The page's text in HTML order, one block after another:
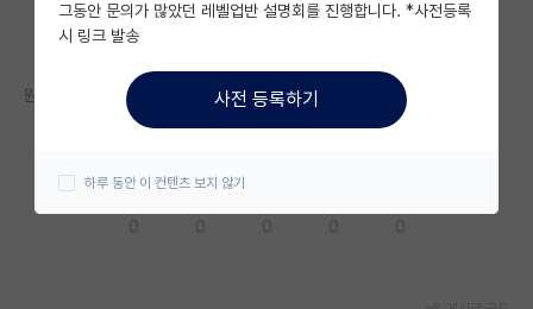
미국 유학 게시판
미국 대학원 합격 후기 게시판
대학원생 모집 게시판
연구실(PI) 홍보 게시판
원래 대학원 면접 후에 컨택한 교수님이랑 면담을 하나요?
그동안 문의가 많았던 레벨업반 설명회를 진행합니다. *사전등록
시 링크 발송
사전 등록하기
하루 동안 이 컨텐츠 보지 않기